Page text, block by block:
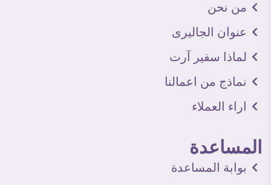
من نحن
عنوان الجاليرى
لماذا سفير آرت
نماذج من اعمالنا
اراء العملاء
المساعدة
بوابة المساعدة